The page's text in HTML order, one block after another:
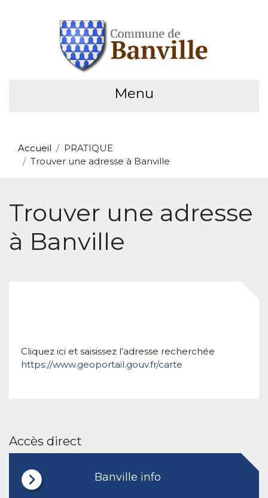
Menu
Accueil
PRATIQUE
Trouver une adresse à Banville
Trouver une adresse
à Banville
Cliquez ici et saisissez l’adresse recherchée
https://www.geoportail.gouv.fr/carte
Accès direct
Banville info